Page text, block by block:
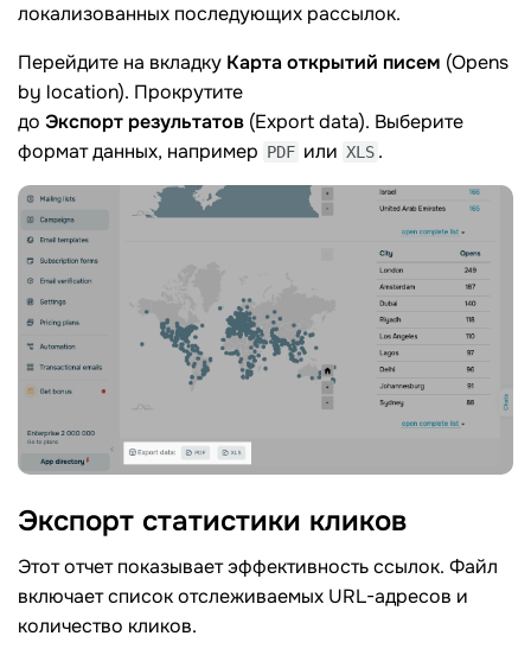
локализованных последующих рассылок.
Перейдите на вкладку Карта открытий писем (Opens
by location). Прокрутите
до Экспорт результатов (Export data). Выберите
формат данных, например PDF или XLS .
Экспорт статистики кликов
Этот отчет показывает эффективность ссылок. Файл
включает список отслеживаемых URL-адресов и
количество кликов.